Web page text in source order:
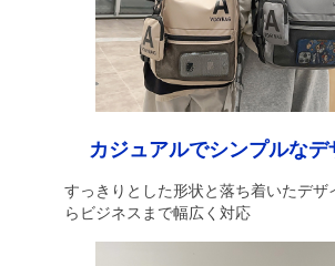
カジュアルでシンプルなデ
すっきりとした形状と落ち着いたデザ
らビジネスまで幅広く対応